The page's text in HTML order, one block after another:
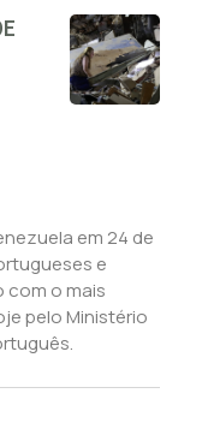
em 24 de
e
com o mais
pelo Ministério